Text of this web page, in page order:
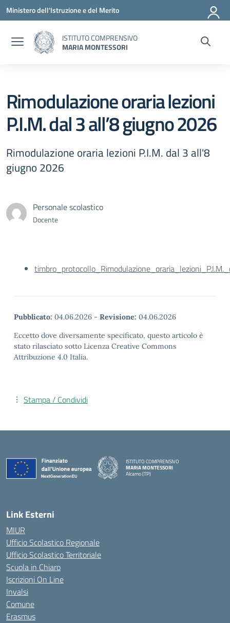
Vai ai contenuti
Vai al menu di navigazione
Vai al footer
Ministero dell'Istruzione e del Merito
ISTITUTO COMPRENSIVO
MARIA MONTESSORI
Rimodulazione oraria lezioni
P.I.M. dal 3 all’8 giugno 2026
Rimodulazione oraria lezioni P.I.M. dal 3 all'8
giugno 2026
Personale scolastico
Docente
Pubblicato: 04.06.2026 - Revisione: 04.06.2026
Eccetto dove diversamente specificato, questo articolo è
stato rilasciato sotto Licenza Creative Commons
Attribuzione 4.0 Italia.
Stampa / Condividi
ISTITUTO COMPRENSIVO
MARIA MONTESSORI
Alcamo (TP)
Link Esterni
MIUR
Ufficio Scolastico Regionale
Ufficio Scolastico Territoriale
Scuola in Chiaro
Iscrizioni On Line
Invalsi
Comune
Erasmus